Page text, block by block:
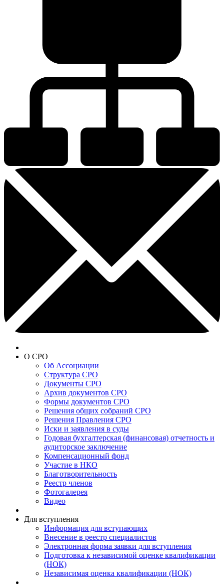
О СРО
Об Ассоциации
Структура СРО
Документы СРО
Архив документов СРО
Формы документов СРО
Решения общих собраний СРО
Решения Правления СРО
Иски и заявления в суды
Годовая бухгалтерская (финансовая) отчетность и
аудиторское заключение
Компенсационный фонд
Участие в НКО
Благотворительность
Реестр членов
Фотогалерея
Видео
Для вступления
Информация для вступающих
Внесение в реестр специалистов
Электронная форма заявки для вступления
Подготовка к независимой оценке квалификации
(НОК)
Независимая оценка квалификации (НОК)